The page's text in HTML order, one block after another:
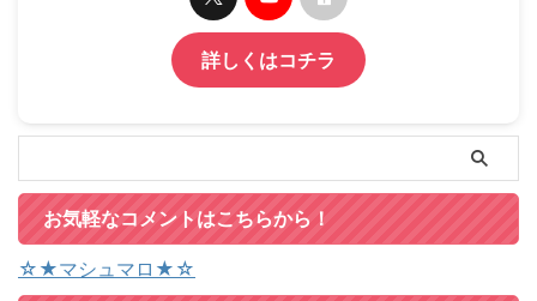
詳しくはコチラ
お気軽なコメントはこちらから！
☆★マシュマロ★☆